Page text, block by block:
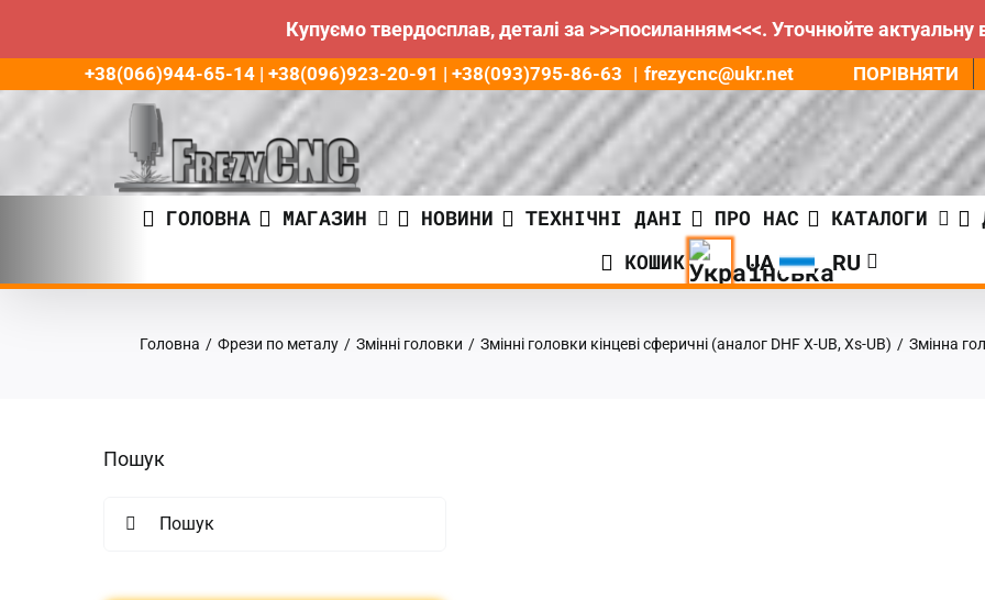
Купуємо твердосплав, деталі за >>>посиланням<<<. Уточнюйте
Пропустити
контенту
+38(066)944-65-14 | +38(096)923-20-91 | +38(093)795-86-63 | frezycnc@ukr.net ПОРІВНЯТИ
ГОЛОВНА МАГАЗИН НОВИНИ ТЕХНІЧНІ ДАНІ ПРО НАС КАТАЛОГИ
КОШИК
Головна / Фрези по металу / Змінні головки / Змінні головки кінцеві сферичні (аналог DHF X-UB, Xs-UB) / Змінна
Пошук